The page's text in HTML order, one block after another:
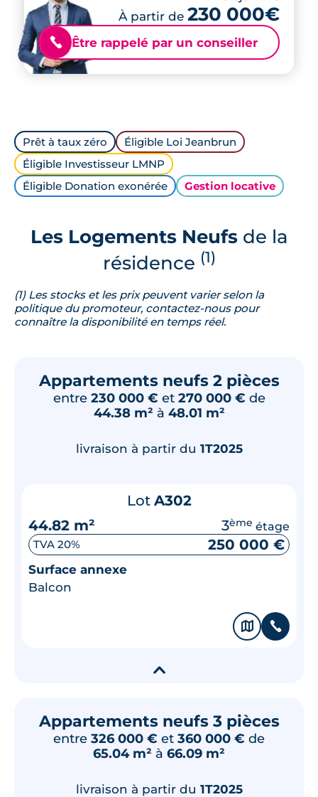
À partir de 230 000€
📞 Être rappelé par un conseiller
Prêt à taux zéro
Éligible Loi Jeanbrun
Éligible Investisseur LMNP
Éligible Donation exonérée
Gestion locative
Les Logements Neufsde la
résidence (1)
(1) Les stocks et les prix peuvent varier selon la
politique du promoteur, contactez-nous pour
connaître la disponibilité en temps réel.
Appartements neufs 2 pièces
entre 230 000 € et 270 000 € de
44.38 m² à 48.01 m²
livraison à partir du 1T2025
Lot A302
44.82 m²
3ème étage
TVA 20% 250 000 €
Surface annexe
Balcon
🗞 📞
▾
Appartements neufs 3 pièces
entre 326 000 € et 360 000 € de
65.04 m² à 66.09 m²
livraison à partir du 1T2025